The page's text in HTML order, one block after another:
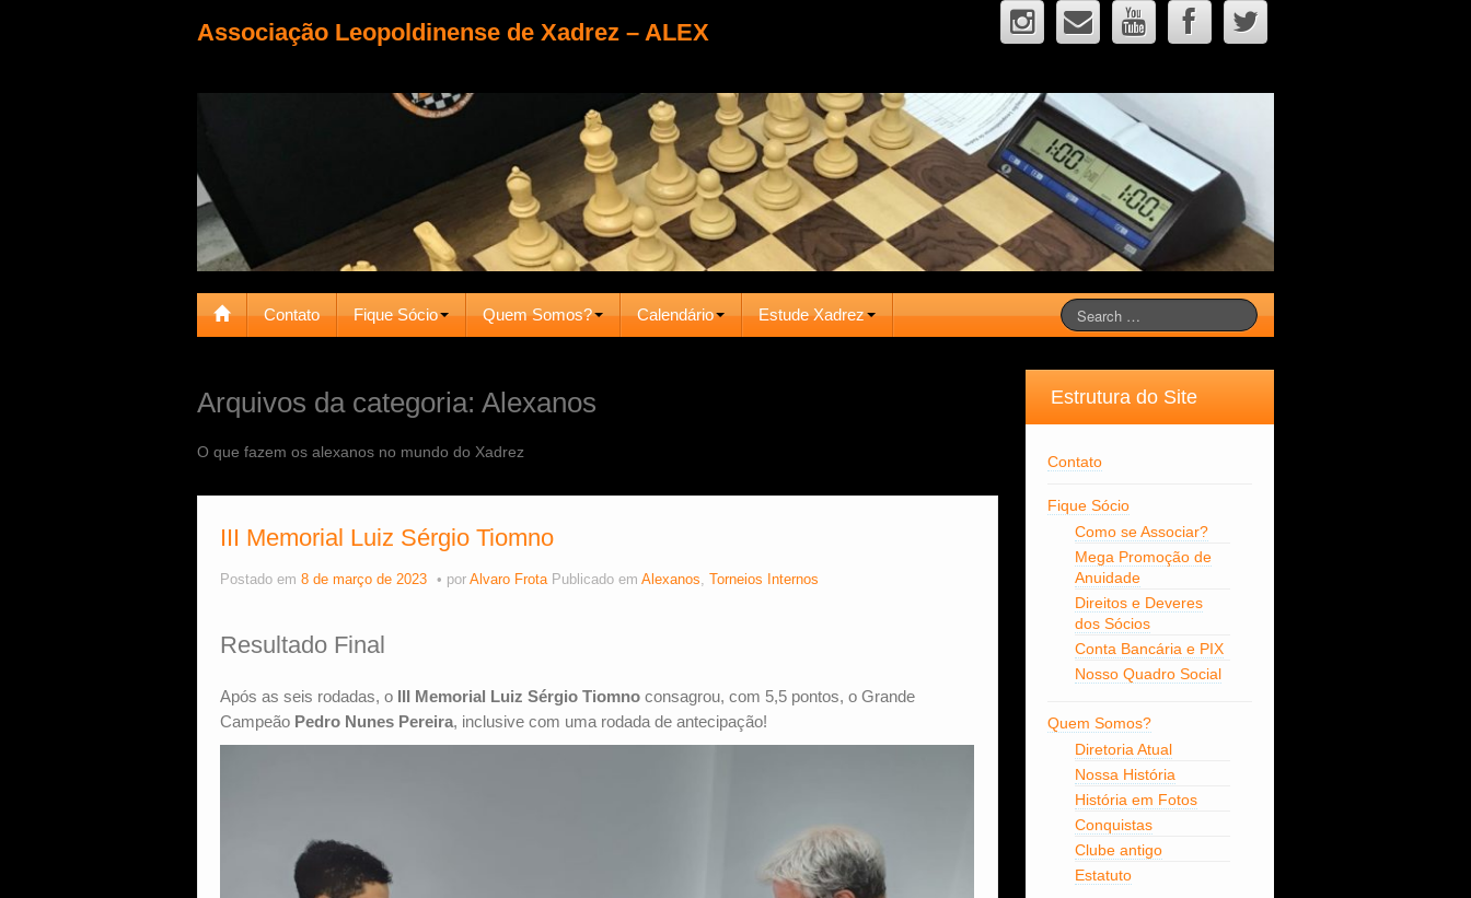
Associação Leopoldinense de Xadrez – ALEX
Contato Fique Sócio Quem Somos? Calendário Estude Xadrez
Arquivos da categoria: Alexanos
O que fazem os alexanos no mundo do Xadrez
III Memorial Luiz Sérgio Tiomno
Postado em 8 de março de 2023 por Alvaro Frota Publicado em Alexanos, Torneios Internos
Resultado Final
Após as seis rodadas, o III Memorial Luiz Sérgio Tiomno consagrou, com 5,5 pontos, o Grande
Campeão Pedro Nunes Pereira, inclusive com uma rodada de antecipação!
Estrutura do Site
Contato
Fique Sócio
Como se Associar?
Mega Promoção de
Anuidade
Direitos e Deveres
dos Sócios
Conta Bancária e PIX
Nosso Quadro Social
Quem Somos?
Diretoria Atual
Nossa História
História em Fotos
Conquistas
Clube antigo
Estatuto